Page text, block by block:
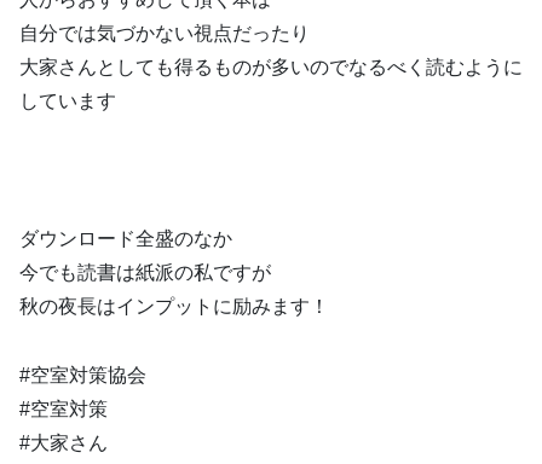
自分では気づかない視点だったり
大家さんとしても得るものが多いのでなるべく読むように
しています
ダウンロード全盛のなか
今でも読書は紙派の私ですが
秋の夜長はインプットに励みます！
#空室対策協会
#空室対策
#大家さん